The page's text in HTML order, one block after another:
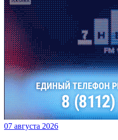
07 августа 2026